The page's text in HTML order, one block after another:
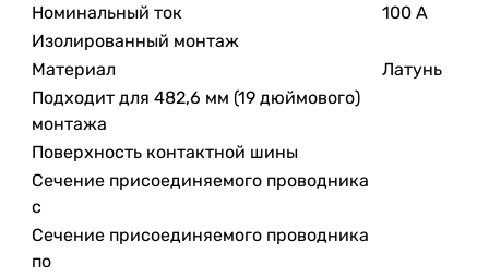
Номинальный ток
100 А
Изолированный монтаж
Материал
Латунь
Подходит для 482,6 мм (19 дюймового)
монтажа
Поверхность контактной шины
Сечение присоединяемого проводника
с
Сечение присоединяемого проводника
по